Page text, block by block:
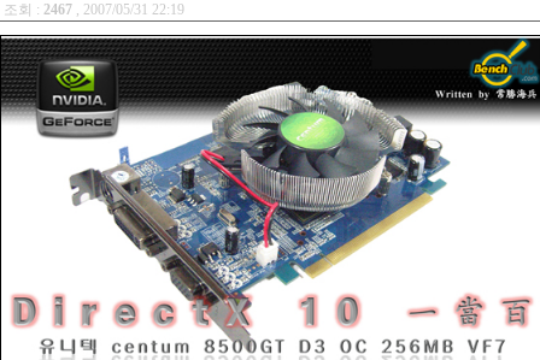
조회 : 2467 , 2007/05/31 22:19